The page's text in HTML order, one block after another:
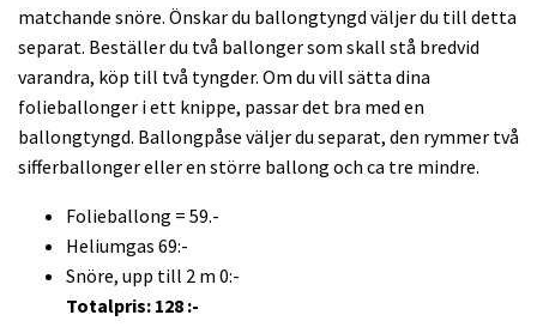
matchande snöre. Önskar du ballongtyngd väljer du till detta
separat. Beställer du två ballonger som skall stå bredvid
varandra, köp till två tyngder. Om du vill sätta dina
folieballonger i ett knippe, passar det bra med en
ballongtyngd. Ballongpåse väljer du separat, den rymmer två
sifferballonger eller en större ballong och ca tre mindre.
Folieballong = 59.-
Heliumgas 69:-
Snöre, upp till 2 m 0:-
Totalpris: 128 :-